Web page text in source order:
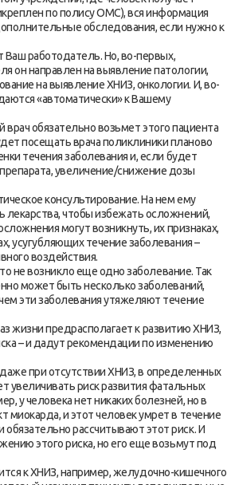
по полису ОМС), вся информация
обследования, если нужно к
работодатель. Но, во-первых,
он направлен на выявление патологии,
на выявление ХНИЗ, онкологии. И, во-
«автоматически» к Вашему
обязательно возьмет этого пациента
посещать врача поликлиники планово
течения заболевания и, если будет
увеличение/снижение дозы
консультирование. На нем ему
лекарства, чтобы избежать осложнений,
могут возникнуть, их признаках,
усугубляющих течение заболевания –
воздействия.
не возникло еще одно заболевание. Так
может быть несколько заболеваний,
эти заболевания утяжеляют течение
жизни предрасполагает к развитию ХНИЗ,
– и дадут рекомендации по изменению
при отсутствии ХНИЗ, в определенных
увеличивать риск развития фатальных
у человека нет никаких болезней, но в
миокарда, и этот человек умрет в течение
рассчитывают этот риск. И
этого риска, но его еще возьмут под
к ХНИЗ, например, желудочно-кишечного